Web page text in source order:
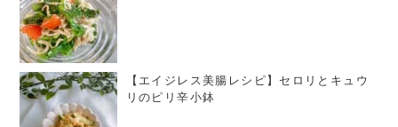
【エイジレス美腸レシピ】セロリとキュウ
リのピリ辛小鉢